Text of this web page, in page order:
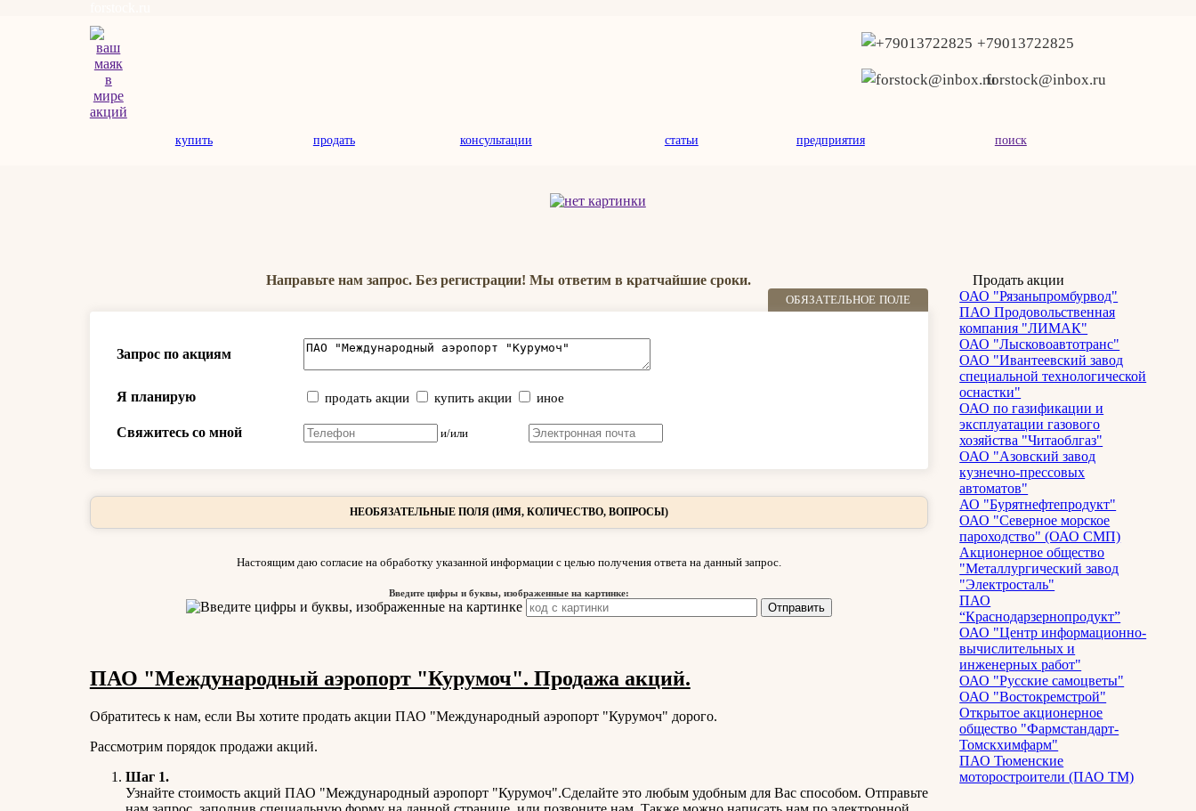
+79013722825
forstock@inbox.ru
купить продать консультации статьи предприятия поиск
Направьте нам запрос. Без регистрации! Мы ответим в кратчайшие сроки.
ОБЯЗАТЕЛЬНОЕ ПОЛЕ
Запрос по акциям
Я планирую продать акции купить акции иное
Свяжитесь со мной и/или
НЕОБЯЗАТЕЛЬНЫЕ ПОЛЯ (ИМЯ, КОЛИЧЕСТВО, ВОПРОСЫ)
Настоящим даю согласие на обработку указанной информации с целью получения ответа на данный запрос.
Введите цифры и буквы, изображенные на картинке:
ПАО "Международный аэропорт "Курумоч". Продажа акций.
Обратитесь к нам, если Вы хотите продать акции ПАО "Международный аэропорт "Курумоч" дорого.
Рассмотрим порядок продажи акций.
Шаг 1.
Узнайте стоимость акций ПАО "Международный аэропорт "Курумоч".Сделайте это любым удобным для Вас способом. Отправьте
Продать акции
ОАО "Рязаньпромбурвод"
ПАО Продовольственная
компания "ЛИМАК"
ОАО "Лысковоавтотранс"
ОАО "Ивантеевский завод
специальной технологической
оснастки"
ОАО по газификации и
эксплуатации газового
хозяйства "Читаоблгаз"
ОАО "Азовский завод
кузнечно-прессовых
автоматов"
АО "Бурятнефтепродукт"
ОАО "Северное морское
пароходство" (ОАО СМП)
Акционерное общество
"Металлургический завод
"Электросталь"
ПАО
“Краснодарзернопродукт”
ОАО "Центр информационно-
вычислительных и
инженерных работ"
ОАО "Русские самоцветы"
ОАО "Востокремстрой"
Открытое акционерное
общество "Фармстандарт-
Томскхимфарм"
ПАО Тюменские
моторостроители (ПАО ТМ)